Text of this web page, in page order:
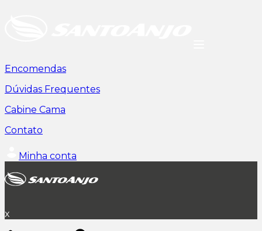
Encomendas
Dúvidas Frequentes
Cabine Cama
Contato
Minha conta
x